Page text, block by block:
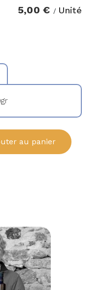
5,00 € / Unité
au panier